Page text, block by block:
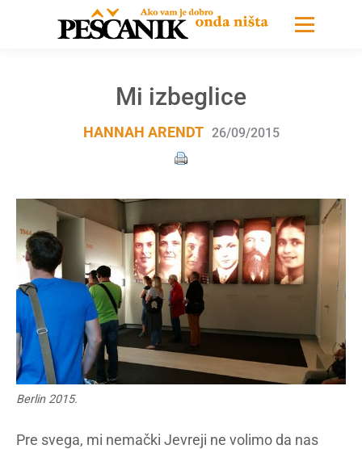
Mi izbeglice
HANNAH ARENDT 26/09/2015
Berlin 2015.
Pre svega, mi nemački Jevreji ne volimo da nas